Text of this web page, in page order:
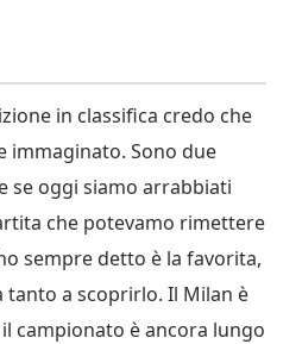
in classifica credo che
immaginato. Sono due
se oggi siamo arrabbiati
che potevamo rimettere
sempre detto è la favorita,
tanto a scoprirlo. Il Milan è
campionato è ancora lungo